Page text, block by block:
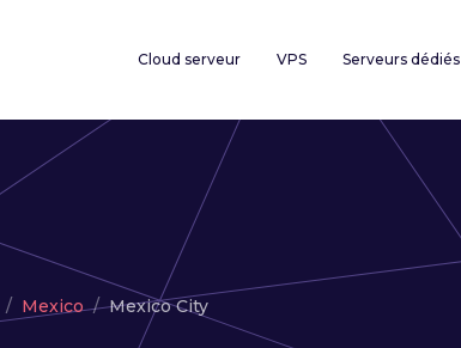
Cloud serveur VPS Serveurs dédiés
Mexico Mexico City